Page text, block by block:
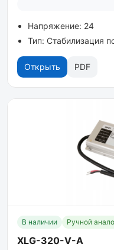
Напряжение: 24
Тип: Стабилизация
Открыть PDF
В наличии Ручной
XLG-320-V-A